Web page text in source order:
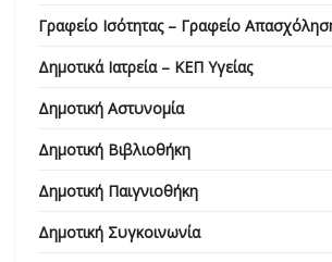
Γραφείο Ισότητας – Γραφείο
Δημοτικά Ιατρεία – ΚΕΠ Υγείας
Δημοτική Αστυνομία
Δημοτική Βιβλιοθήκη
Δημοτική Παιγνιοθήκη
Δημοτική Συγκοινωνία